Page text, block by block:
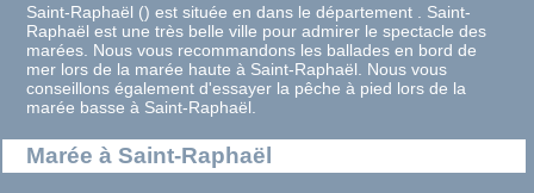
Saint-Raphaël () est située en dans le département . Saint-
Raphaël est une très belle ville pour admirer le spectacle des
marées. Nous vous recommandons les ballades en bord de
mer lors de la marée haute à Saint-Raphaël. Nous vous
conseillons également d'essayer la pêche à pied lors de la
marée basse à Saint-Raphaël.
Marée à Saint-Raphaël